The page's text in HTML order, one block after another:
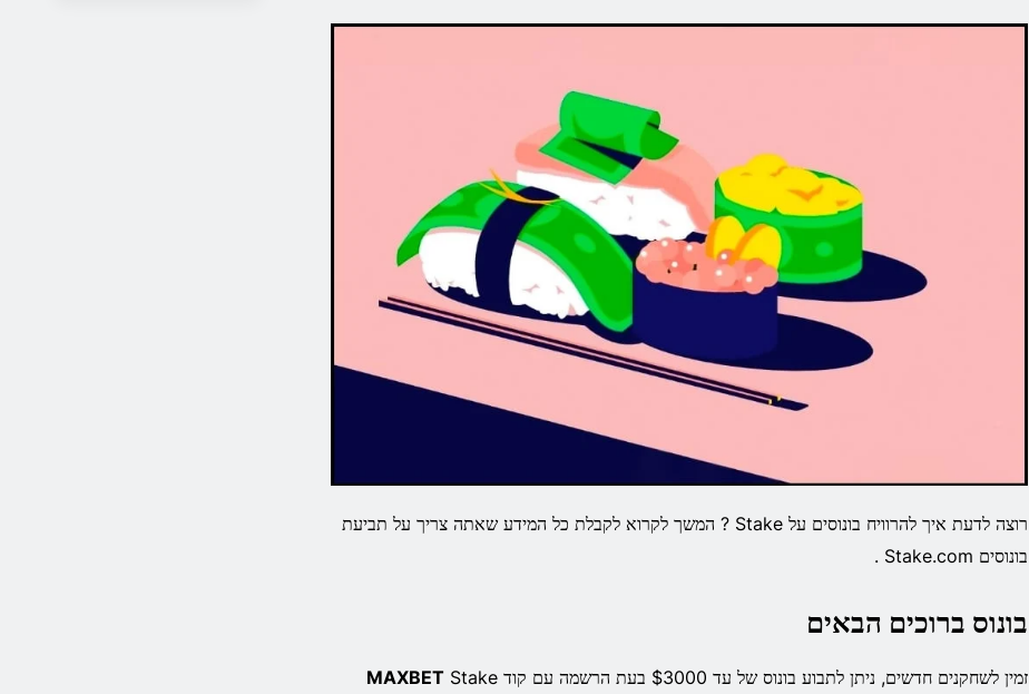
רוצה לדעת איך להרוויח בונוסים על Stake ? המשך לקרוא לקבלת כל המידע שאתה צריך על תביעת
בונוסים Stake.com .
בונוס ברוכים הבאים
זמין לשחקנים חדשים, ניתן לתבוע בונוס של עד $3000 בעת הרשמה עם קוד MAXBETStake